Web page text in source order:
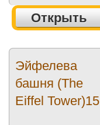
Открыть
Эйфелева
башня (The
Eiffel Tower)15